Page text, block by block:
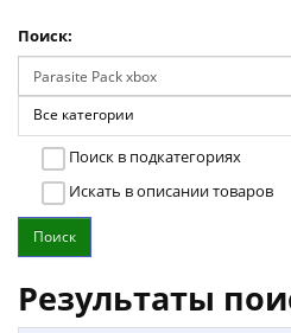
Поиск:
Все категории
Поиск в подкатегориях
Искать в описании товаров
Результаты